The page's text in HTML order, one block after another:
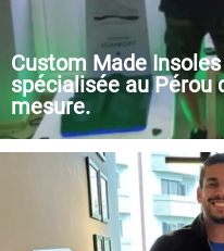
Custom Made
spécialisée au Pérou
mesure.
L'entreprise conçoit des
besoins spécifiques de
de la plus haute qualité
ils ont besoin.